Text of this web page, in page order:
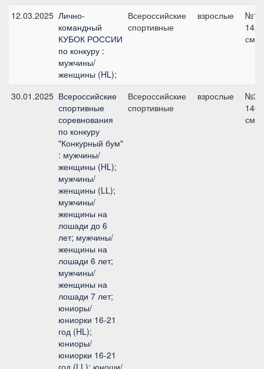
12.03.2025 Лично-
командный
КУБОК РОССИИ
по конкуру :
мужчины/
женщины (HL);
Всероссийские
спортивные
взрослые
№1,
145
см
30.01.2025 Всероссийские
спортивные
соревнования
по конкуру
"Конкурный бум"
: мужчины/
женщины (HL);
мужчины/
женщины (LL);
мужчины/
женщины на
лошади до 6
лет; мужчины/
женщины на
лошади 6 лет;
мужчины/
женщины на
лошади 7 лет;
юниоры/
юниорки 16-21
год (HL);
юниоры/
юниорки 16-21
год (LL); юноши/
Всероссийские
спортивные
взрослые
№3,
140
см